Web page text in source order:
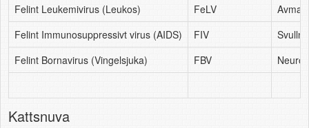
Felint Leukemivirus (Leukos)
FeLV
Felint Immunosuppressivt virus (AIDS)
FIV
Felint Bornavirus (Vingelsjuka)
FBV
Kattsnuva